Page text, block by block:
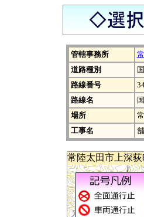
管轄事務所
道路種別
路線番号
路線名
場所
工事名
常陸太田市上深荻